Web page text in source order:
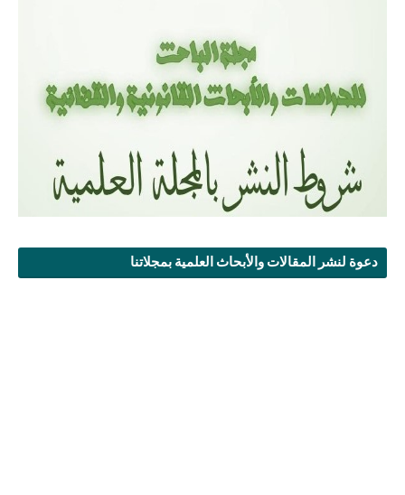
دعوة لنشر المقالات والأبحاث العلمية بمجلاتنا